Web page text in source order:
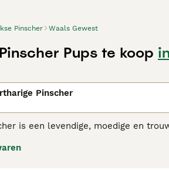
Pinscher Waals Gewest
Pups te koop
Pinscher
is een levendige, moedige en